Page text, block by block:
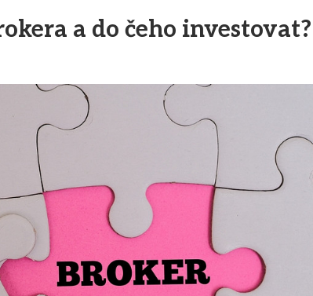
a do čeho investovat?